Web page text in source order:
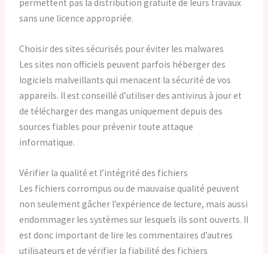
permettent pas la distribution gratuite de leurs travaux
sans une licence appropriée.
Choisir des sites sécurisés pour éviter les malwares
Les sites non officiels peuvent parfois héberger des
logiciels malveillants qui menacent la sécurité de vos
appareils. Il est conseillé d’utiliser des antivirus à jour et
de télécharger des mangas uniquement depuis des
sources fiables pour prévenir toute attaque
informatique.
Vérifier la qualité et l’intégrité des fichiers
Les fichiers corrompus ou de mauvaise qualité peuvent
non seulement gâcher l’expérience de lecture, mais aussi
endommager les systèmes sur lesquels ils sont ouverts. Il
est donc important de lire les commentaires d’autres
utilisateurs et de vérifier la fiabilité des fichiers